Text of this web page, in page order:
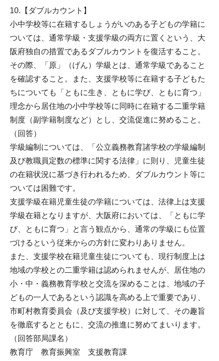
10.【ダブルカウント】
小中学校等に在籍するしょうがいのある子どもの学籍に
ついては、通常学級・支援学級の両方に置くという、大
阪府独自の措置であるダブルカウントを復活すること。
その際、「原」（げん）学級とは、通常学級であること
を確認すること。また、支援学校等に在籍する子どもた
ちについても「ともに生き、ともに学び、ともに育つ」
理念から居住地の小中学校等に同時に在籍する二重学籍
制度（副学籍制度など）とし、交流促進に努めること。
（回答）
学級編制については、「公立義務教育諸学校の学級編制
及び教職員定数の標準に関する法律」に則り、児童生徒
の在籍状況に基づき行われるため、ダブルカウント等に
ついては困難です。
支援学級在籍児童生徒の学籍については、法律上は支援
学級在籍となりますが、大阪府においては、「ともに学
び、ともに育つ」と言う観点から、通常の学級にも位置
づけるという従来からの方針に変わりありません。
また、支援学校在籍児童生徒についても、現行制度上は
地域の学校との二重学籍は認められませんが、居住地の
小・中・義務教育学校と交流を深めることは、地域の子
どもの一人であるという認識を高める上で重要であり、
市町村教育委員会（及び支援学校）に対して、その趣旨
を徹底するとともに、交流の推進に努めてまいります。
（回答部局課名）
教育庁 教育振興室 支援教育課